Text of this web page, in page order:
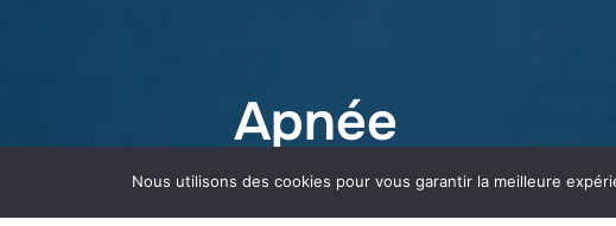
Apnée
Nous utilisons des cookies pour vous garantir la meilleure